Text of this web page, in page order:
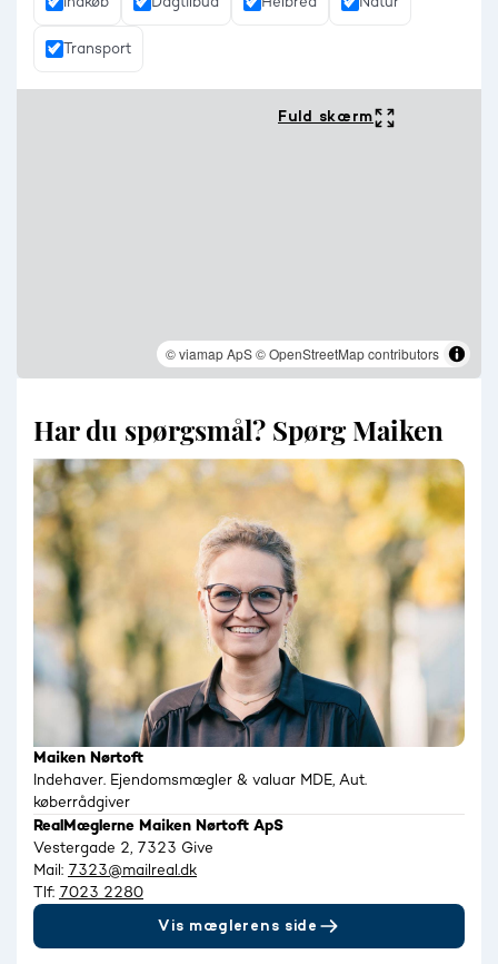
Transport
Fuld skærm
© viamap ApS© OpenStreetMap contributors
Har du spørgsmål? Spørg Maiken
Maiken Nørtoft
Indehaver. Ejendomsmægler & valuar MDE, Aut.
køberrådgiver
RealMæglerne Maiken Nørtoft ApS
Vestergade 2, 7323 Give
Mail: 7323@mailreal.dk
Tlf: 7023 2280
Vis mæglerens side